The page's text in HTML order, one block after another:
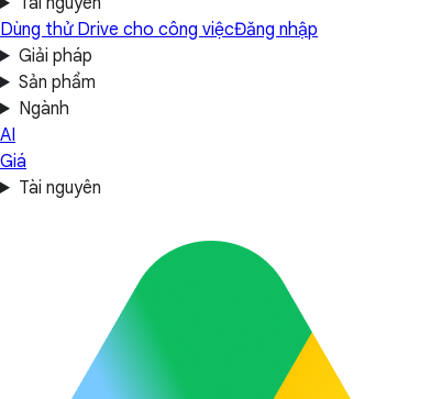
Dùng thử Drive cho công việcĐăng nhập
Giải pháp
Sản phẩm
Ngành
AI
Giá
Tài nguyên